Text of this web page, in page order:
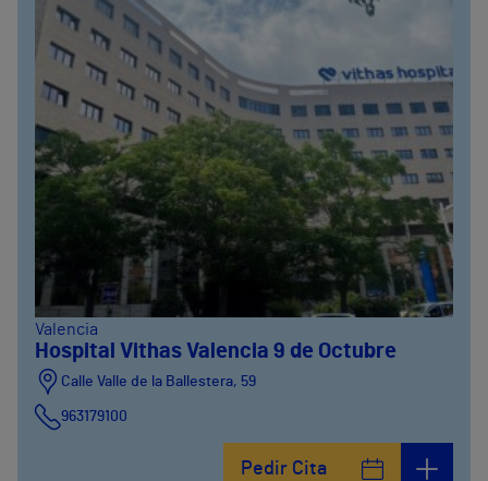
Valencia
Hospital Vithas Valencia 9 de Octubre
Calle Valle de la Ballestera, 59
963179100
Pedir Cita